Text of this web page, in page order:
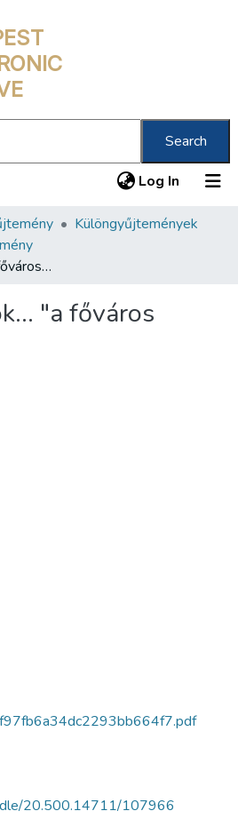
Search
Log In (current)
Különgyűjtemények
Peremvárosok… "a főváros bölcsője"
"a főváros
20.500.14711/107966